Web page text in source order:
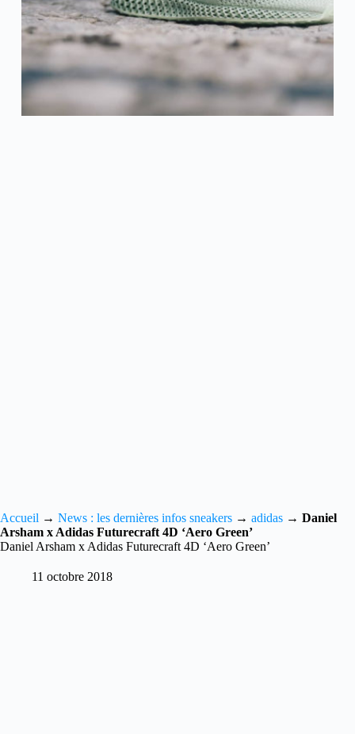
Accueil → News : les dernières infos sneakers → adidas → Daniel
Arsham x Adidas Futurecraft 4D ‘Aero Green’
Daniel Arsham x Adidas Futurecraft 4D ‘Aero Green’
11 octobre 2018